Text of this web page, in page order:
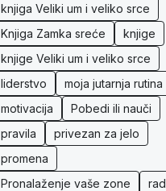
knjiga Veliki um i veliko srce
Knjiga Zamka sreće
knjige
knjige Veliki um i veliko srce
liderstvo
moja jutarnja rutina
motivacija
Pobedi ili nauči
pravila
privezan za jelo
promena
Pronalaženje vaše zone
rad